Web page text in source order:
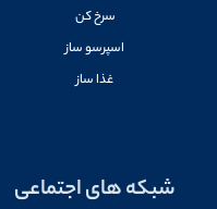
سرخ کن
اسپرسو ساز
غذا ساز
شبکه های اجتماعی